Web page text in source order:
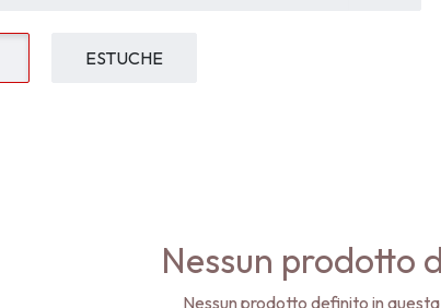
ESTUCHE
Nessun prodotto
Nessun prodotto definito in